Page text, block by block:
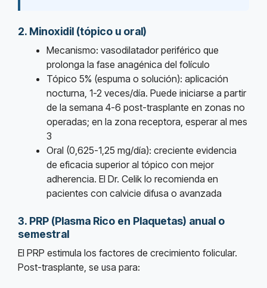
2. Minoxidil (tópico u oral)
Mecanismo: vasodilatador periférico que
prolonga la fase anagénica del folículo
Tópico 5% (espuma o solución): aplicación
nocturna, 1-2 veces/día. Puede iniciarse a partir
de la semana 4-6 post-trasplante en zonas no
operadas; en la zona receptora, esperar al mes
3
Oral (0,625-1,25 mg/día): creciente evidencia
de eficacia superior al tópico con mejor
adherencia. El Dr. Celik lo recomienda en
pacientes con calvicie difusa o avanzada
3. PRP (Plasma Rico en Plaquetas) anual o
semestral
El PRP estimula los factores de crecimiento folicular.
Post-trasplante, se usa para: